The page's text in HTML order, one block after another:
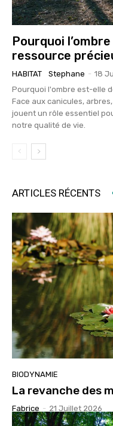
Pourquoi
ressource
HABITAT Stephane - 18
Pourquoi l'ombre est-elle
Face aux canicules,
jouent un rôle essentiel
notre qualité de vie.
ARTICLES RÉCENTS
BIODYNAMIE
La revanche des
Fabrice - 21 Juillet 2026